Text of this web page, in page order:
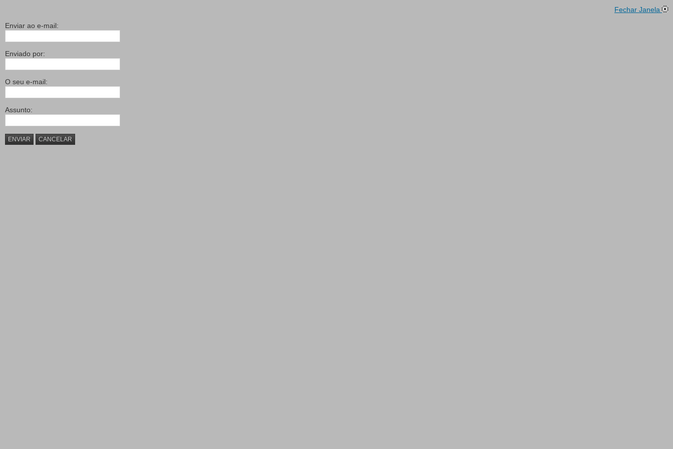
Fechar Janela
Enviar ao e-mail:
Enviado por:
O seu e-mail:
Assunto:
ENVIAR CANCELAR